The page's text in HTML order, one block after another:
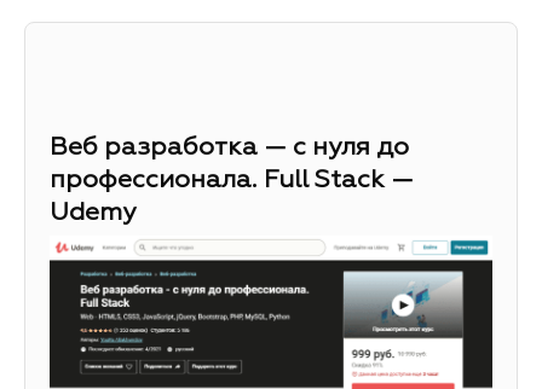
Веб разработка — с нуля до
профессионала. Full Stack —
Udemy